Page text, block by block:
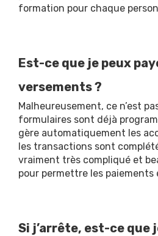
formation pour chaque
Est-ce que je peux
versements ?
Malheureusement, ce n’est
formulaires sont déjà
gère automatiquement les
les transactions sont
vraiment très compliqué et
pour permettre les paiements
Si j’arrête, est-ce que